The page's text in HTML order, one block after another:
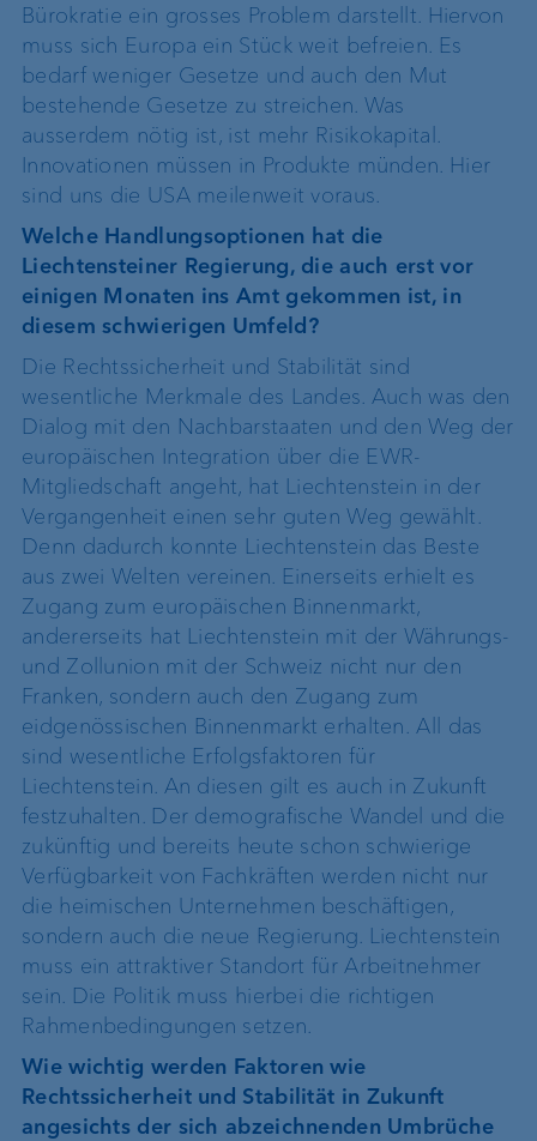
Bürokratie ein grosses Problem darstellt. Hiervon
muss sich Europa ein Stück weit befreien. Es
bedarf weniger Gesetze und auch den Mut
bestehende Gesetze zu streichen. Was
ausserdem nötig ist, ist mehr Risikokapital.
Innovationen müssen in Produkte münden. Hier
sind uns die USA meilenweit voraus.
Welche Handlungsoptionen hat die
Liechtensteiner Regierung, die auch erst vor
einigen Monaten ins Amt gekommen ist, in
diesem schwierigen Umfeld?
Die Rechtssicherheit und Stabilität sind
wesentliche Merkmale des Landes. Auch was den
Dialog mit den Nachbarstaaten und den Weg der
europäischen Integration über die EWR-
Mitgliedschaft angeht, hat Liechtenstein in der
Vergangenheit einen sehr guten Weg gewählt.
Denn dadurch konnte Liechtenstein das Beste
aus zwei Welten vereinen. Einerseits erhielt es
Zugang zum europäischen Binnenmarkt,
andererseits hat Liechtenstein mit der Währungs-
und Zollunion mit der Schweiz nicht nur den
Franken, sondern auch den Zugang zum
eidgenössischen Binnenmarkt erhalten. All das
sind wesentliche Erfolgsfaktoren für
Liechtenstein. An diesen gilt es auch in Zukunft
festzuhalten. Der demografische Wandel und die
zukünftig und bereits heute schon schwierige
Verfügbarkeit von Fachkräften werden nicht nur
die heimischen Unternehmen beschäftigen,
sondern auch die neue Regierung. Liechtenstein
muss ein attraktiver Standort für Arbeitnehmer
sein. Die Politik muss hierbei die richtigen
Rahmenbedingungen setzen.
Wie wichtig werden Faktoren wie
Rechtssicherheit und Stabilität in Zukunft
angesichts der sich abzeichnenden Umbrüche